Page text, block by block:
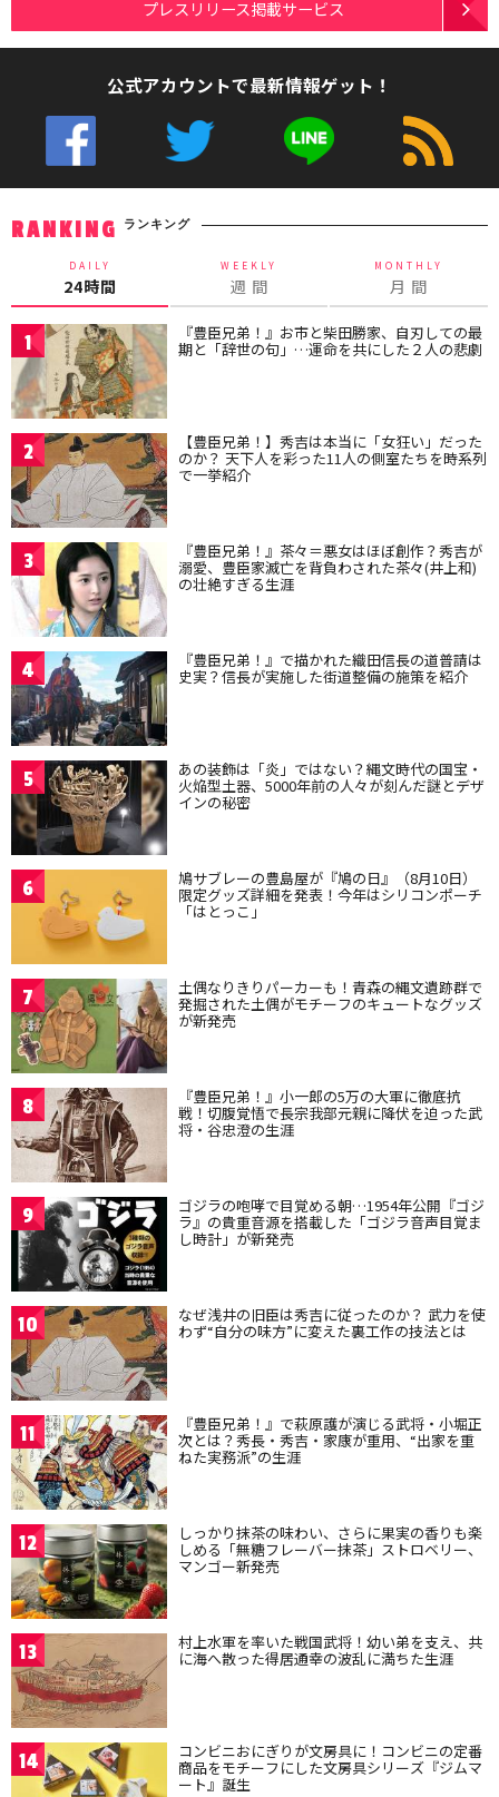
プレスリリース掲載サービス
公式アカウントで最新情報ゲット！
RANKING ランキング
DAILY
24時間
WEEKLY
週 間
MONTHLY
月 間
1 『豊臣兄弟！』お市と柴田勝家、自刃しての最
期と「辞世の句」…運命を共にした２人の悲劇
2 【豊臣兄弟！】秀吉は本当に「女狂い」だった
のか？ 天下人を彩った11人の側室たちを時系列
で一挙紹介
3 『豊臣兄弟！』茶々＝悪女はほぼ創作？秀吉が
溺愛、豊臣家滅亡を背負わされた茶々(井上和)
の壮絶すぎる生涯
4 『豊臣兄弟！』で描かれた織田信長の道普請は
史実？信長が実施した街道整備の施策を紹介
5 あの装飾は「炎」ではない？縄文時代の国宝・
火焔型土器、5000年前の人々が刻んだ謎とデザ
インの秘密
6 鳩サブレーの豊島屋が『鳩の日』（8月10日）
限定グッズ詳細を発表！今年はシリコンポーチ
「はとっこ」
7 土偶なりきりパーカーも！青森の縄文遺跡群で
発掘された土偶がモチーフのキュートなグッズ
が新発売
8 『豊臣兄弟！』小一郎の5万の大軍に徹底抗
戦！切腹覚悟で長宗我部元親に降伏を迫った武
将・谷忠澄の生涯
9 ゴジラの咆哮で目覚める朝…1954年公開『ゴジ
ラ』の貴重音源を搭載した「ゴジラ音声目覚ま
し時計」が新発売
10 なぜ浅井の旧臣は秀吉に従ったのか？ 武力を使
わず“自分の味方”に変えた裏工作の技法とは
11 『豊臣兄弟！』で萩原護が演じる武将・小堀正
次とは？秀長・秀吉・家康が重用、“出家を重
ねた実務派”の生涯
12 しっかり抹茶の味わい、さらに果実の香りも楽
しめる「無糖フレーバー抹茶」ストロベリー、
マンゴー新発売
13 村上水軍を率いた戦国武将！幼い弟を支え、共
に海へ散った得居通幸の波乱に満ちた生涯
14 コンビニおにぎりが文房具に！コンビニの定番
商品をモチーフにした文房具シリーズ『ジムマ
ート』誕生